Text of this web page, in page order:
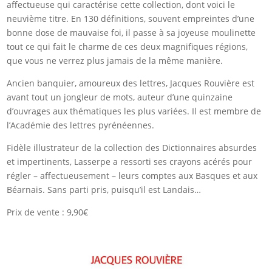
affectueuse qui caractérise cette collection, dont voici le
neuvième titre. En 130 définitions, souvent empreintes d’une
bonne dose de mauvaise foi, il passe à sa joyeuse moulinette
tout ce qui fait le charme de ces deux magnifiques régions,
que vous ne verrez plus jamais de la même manière.
Ancien banquier, amoureux des lettres, Jacques Rouvière est
avant tout un jongleur de mots, auteur d’une quinzaine
d’ouvrages aux thématiques les plus variées. Il est membre de
l’Académie des lettres pyrénéennes.
Fidèle illustrateur de la collection des Dictionnaires absurdes
et impertinents, Lasserpe a ressorti ses crayons acérés pour
régler – affectueusement – leurs comptes aux Basques et aux
Béarnais. Sans parti pris, puisqu’il est Landais…
Prix de vente : 9,90€